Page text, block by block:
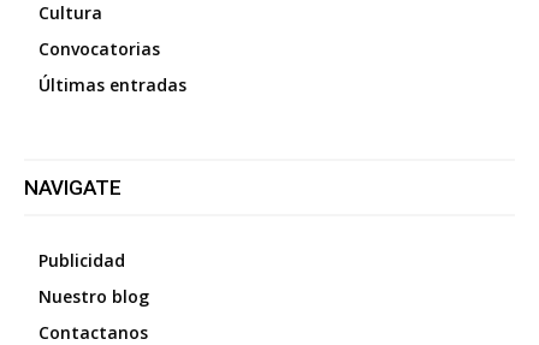
Cultura
Convocatorias
Últimas entradas
NAVIGATE
Publicidad
Nuestro blog
Contactanos